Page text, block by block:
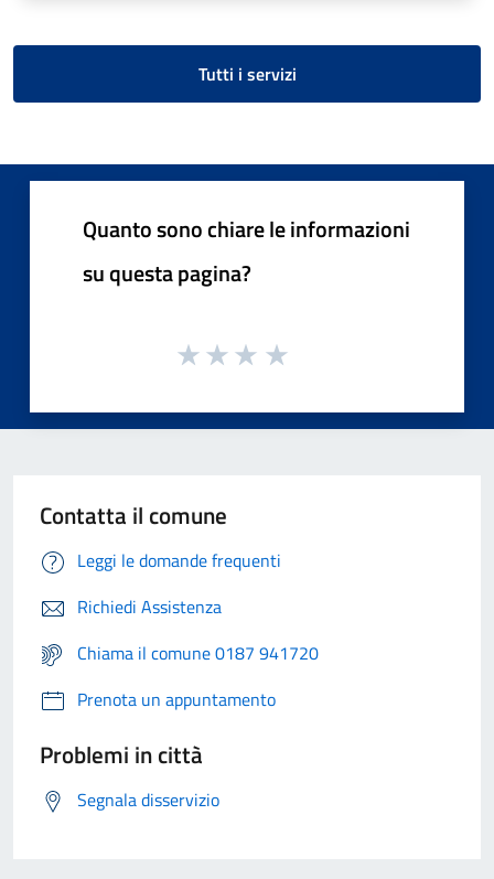
Tutti i servizi
Quanto sono chiare le informazioni
su questa pagina?
Contatta il comune
Leggi le domande frequenti
Richiedi Assistenza
Chiama il comune 0187 941720
Prenota un appuntamento
Problemi in città
Segnala disservizio